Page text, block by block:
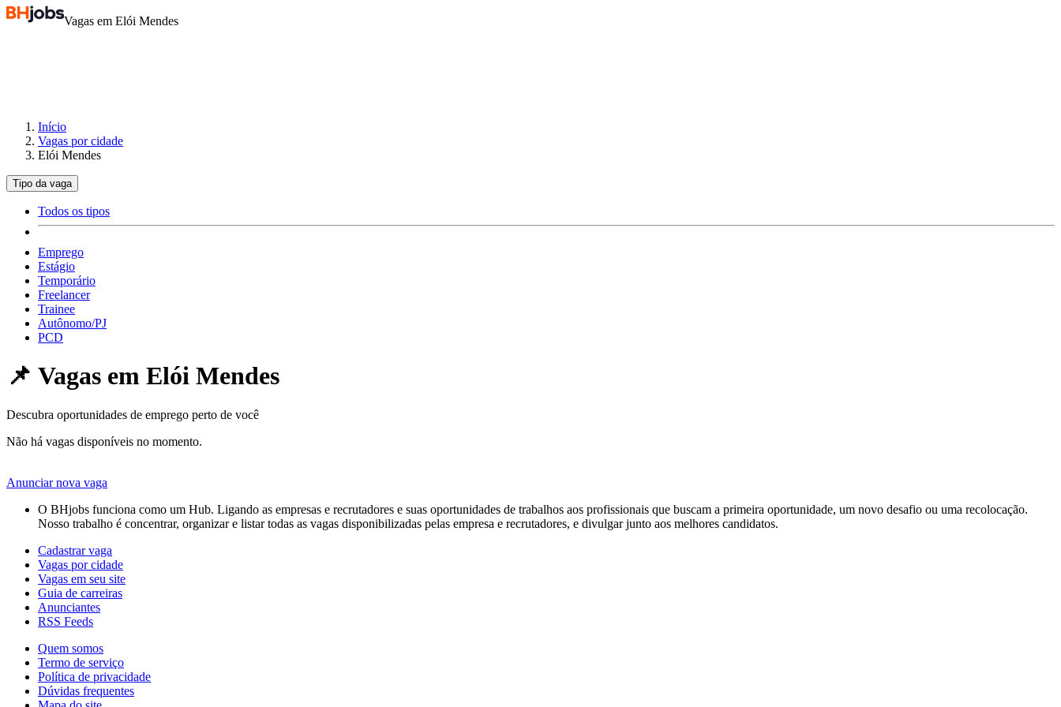
Vagas em Elói Mendes
Início
Vagas por cidade
Elói Mendes
Tipo da vaga
Todos os tipos
Emprego
Estágio
Temporário
Freelancer
Trainee
Autônomo/PJ
PCD
📌 Vagas em Elói Mendes
Descubra oportunidades de emprego perto de você
Não há vagas disponíveis no momento.
Anunciar nova vaga
O BHjobs funciona como um Hub. Ligando as empresas e recrutadores e suas oportunidades de trabalhos aos profissionais que buscam a primeira oportunidade, um novo desafio ou uma recolocação.
Nosso trabalho é concentrar, organizar e listar todas as vagas disponibilizadas pelas empresa e recrutadores, e divulgar junto aos melhores candidatos.
Cadastrar vaga
Vagas por cidade
Vagas em seu site
Guia de carreiras
Anunciantes
RSS Feeds
Quem somos
Termo de serviço
Política de privacidade
Dúvidas frequentes